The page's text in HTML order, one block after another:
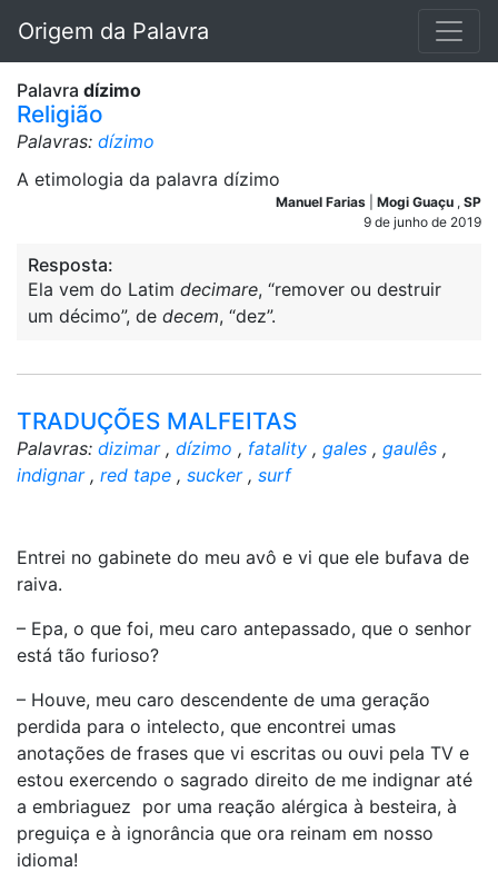
Origem da Palavra
Palavra dízimo
Religião
Palavras: dízimo
A etimologia da palavra dízimo
Manuel Farias Mogi Guaçu , SP
9 de junho de 2019
Resposta:
Ela vem do Latim decimare, “remover ou destruir
um décimo”, de decem, “dez”.
TRADUÇÕES MALFEITAS
Palavras: dizimar, dízimo , fatality , gales , gaulês ,
indignar, red tape , sucker, surf
Entrei no gabinete do meu avô e vi que ele bufava de
raiva.
– Epa, o que foi, meu caro antepassado, que o senhor
está tão furioso?
– Houve, meu caro descendente de uma geração
perdida para o intelecto, que encontrei umas
anotações de frases que vi escritas ou ouvi pela TV e
estou exercendo o sagrado direito de me indignar até
a embriaguez por uma reação alérgica à besteira, à
preguiça e à ignorância que ora reinam em nosso
idioma!